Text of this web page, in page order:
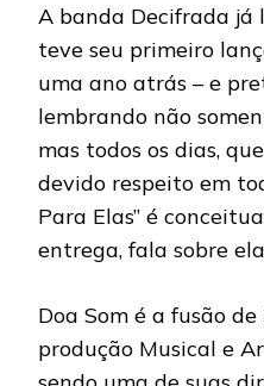
A banda Decifrada já
teve seu primeiro
uma ano atrás – e
lembrando não
mas todos os dias,
devido respeito em
Para Elas” é
entrega, fala sobre
Doa Som é a fusão de
produção Musical e